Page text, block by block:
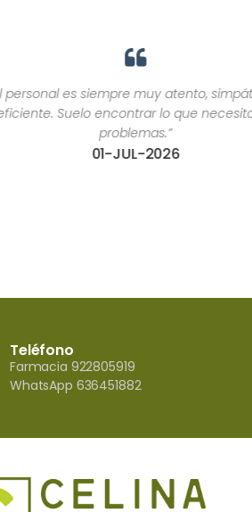
es siempre muy atento, simpático
Suelo encontrar lo que necesito sin
problemas.”
01-JUL-2026
Teléfono
Farmacia 922805919
WhatsApp 636451882